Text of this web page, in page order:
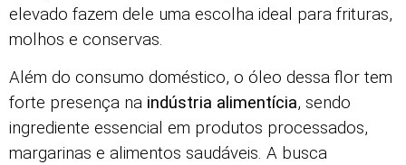
elevado fazem dele uma escolha ideal para frituras,
molhos e conservas.
Além do consumo doméstico, o óleo dessa flor tem
forte presença na indústria alimentícia, sendo
ingrediente essencial em produtos processados,
margarinas e alimentos saudáveis. A busca